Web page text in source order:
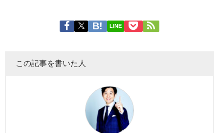
LINE
この記事を書いた人